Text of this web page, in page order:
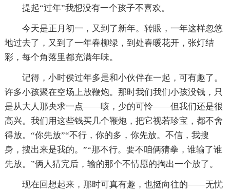
提起“过年”我想没有一个孩子不喜欢。
今天是正月初一，又到了新年。转眼，一年这样忽悠
地过去了，又到了一年春柳绿，到处春暖花开，张灯结
彩，每个角落里都充满年味。
记得，小时侯过年多是和小伙伴在一起，可有趣了。
许多小孩聚在空场上放鞭炮。那时我们我们小孩没钱，只
是从大人那央求一点——咳，少的可怜——但我们还是很
高兴。我们用这些钱买几个鞭炮，把它视若珍宝，都不舍
得放。“你先放”“不行，你的多，你先放。不信，我搜
身，搜出来是我的。”“那不行。要不咱俩猜拳，谁输了谁
先放。”俩人猜完后，输的那个不情愿的掏出一个放了。
现在回想起来，那时可真有趣，也挺向往的——无忧